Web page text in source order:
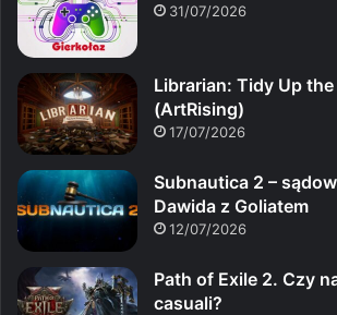
31/07/2026
Librarian: Tidy Up
(ArtRising)
17/07/2026
Subnautica 2 –
Dawida z Goliatem
12/07/2026
Path of Exile 2. Czy
casuali?